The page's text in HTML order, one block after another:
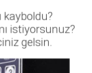
kayboldu?
istiyorsunuz?
gelsin.